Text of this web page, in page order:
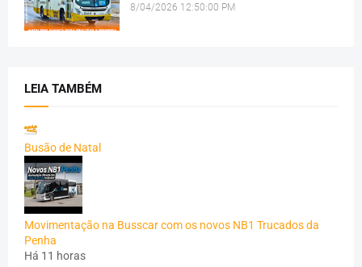
8/04/2026 12:50:00 PM
LEIA TAMBÉM
Busão de Natal
Movimentação na Busscar com os novos NB1 Trucados da
Penha
Há 11 horas